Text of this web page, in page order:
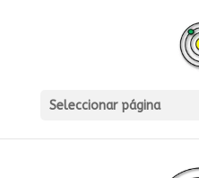
Seleccionar página